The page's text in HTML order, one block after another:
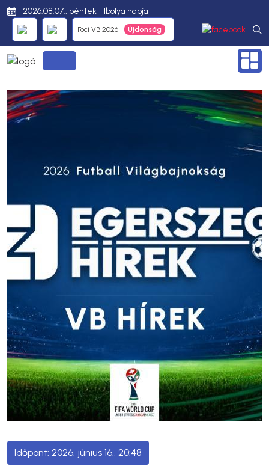
2026.08.07., péntek - Ibolya napja
Foci VB 2026
2026. június 16., 20:48